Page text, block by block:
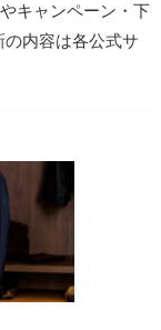
キャンペーン・下
内容は各公式サ